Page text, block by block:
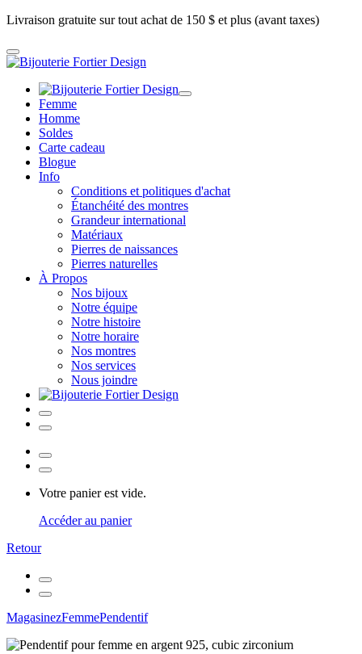
Livraison gratuite sur tout achat de 150 $ et plus (avant taxes)
Femme
Homme
Soldes
Carte cadeau
Blogue
Info
Conditions et politiques d'achat
Étanchéité des montres
Grandeur international
Matériaux
Pierres de naissances
Pierres naturelles
À Propos
Nos bijoux
Notre équipe
Notre histoire
Notre horaire
Nos montres
Nos services
Nous joindre
Votre panier est vide.
Accéder au panier
Retour
MagasinezFemmePendentif